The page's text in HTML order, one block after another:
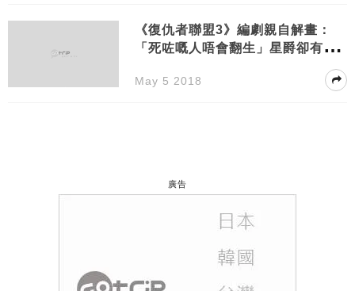
《復仇者聯盟3》編劇親自解畫：
「死咗嘅人唔會翻生」星爵卻有另
May 5 2018
廣告